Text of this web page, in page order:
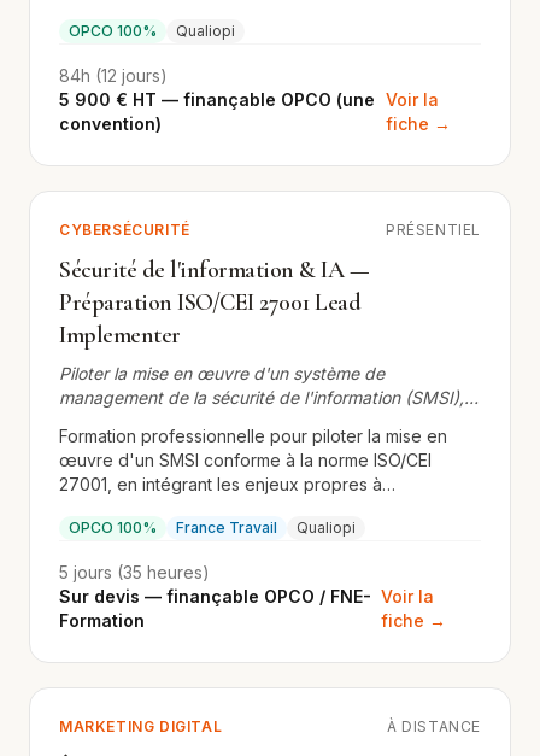
produit). Finançable OPCO en une seule convention.
OPCO 100% Qualiopi
84h (12 jours)
5 900 € HT — finançable OPCO (une
convention)
Voir la
fiche →
CYBERSÉCURITÉ PRÉSENTIEL
Sécurité de l'information & IA —
Préparation ISO/CEI 27001 Lead
Implementer
Piloter la mise en œuvre d'un système de
management de la sécurité de l'information (SMSI),
Formation professionnelle pour piloter la mise en
œuvre d'un SMSI conforme à la norme ISO/CEI
27001, en intégrant les enjeux propres à
préparant à la certification ISO/CEI 27001 Lead
OPCO 100% France Travail Qualiopi
5 jours (35 heures)
Sur devis — finançable OPCO / FNE-
Formation
Voir la
fiche →
MARKETING DIGITAL À DISTANCE